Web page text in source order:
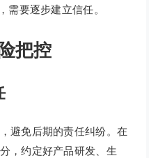
需要逐步建立信任。
把控
避免后期的责任纠纷。在
，约定好产品研发、生